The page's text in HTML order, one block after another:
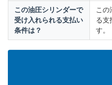
この油圧シリンダーで
受け入れられる支払い
条件は？
この
る支
す。